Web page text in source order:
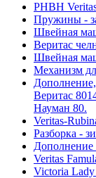
РНВН
Пружины -
Швейная
Веритас
Швейная
Механизм
Веритас
Науман 80.
Veritas-
Разборка -
Дополнение
Veritas
Victoria